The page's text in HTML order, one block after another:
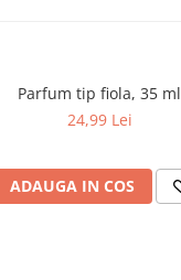
Parfum tip fiola, 35 ml
24,99 Lei
ADAUGA IN COS